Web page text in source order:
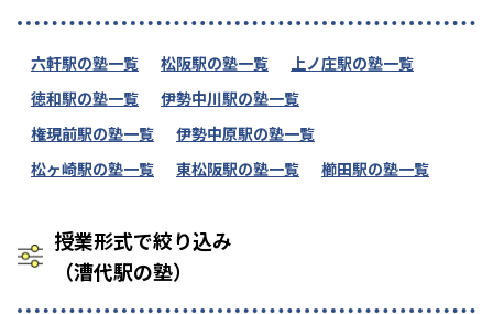
六軒駅の塾一覧 松阪駅の塾一覧
上ノ庄駅の塾一覧
徳和駅の塾一覧
伊勢中川駅の塾一覧
権現前駅の塾一覧
伊勢中原駅の塾一覧
松ヶ崎駅の塾一覧
東松阪駅の塾一覧 櫛田駅の塾一覧
授業形式で絞り込み
（漕代駅の塾）